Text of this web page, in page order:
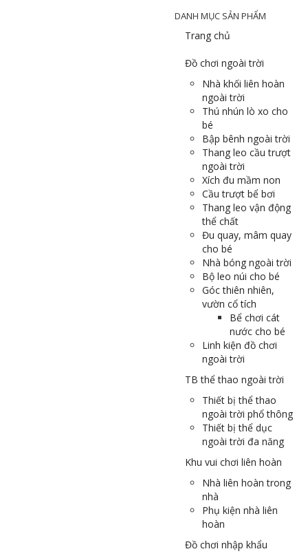
DANH MỤC SẢN PHẨM
Trang chủ
Đồ chơi ngoài trời
Nhà khối liên hoàn
ngoài trời
Thú nhún lò xo cho
bé
Bập bênh ngoài trời
Thang leo cầu trượt
ngoài trời
Xích đu mầm non
Cầu trượt bể bơi
Thang leo vận động
thể chất
Đu quay, mâm quay
cho bé
Nhà bóng ngoài trời
Bộ leo núi cho bé
Góc thiên nhiên,
vườn cổ tích
Bể chơi cát
nước cho bé
Linh kiện đồ chơi
ngoài trời
TB thể thao ngoài trời
Thiết bị thể thao
ngoài trời phổ thông
Thiết bị thể dục
ngoài trời đa năng
Khu vui chơi liên hoàn
Nhà liên hoàn trong
nhà
Phụ kiện nhà liên
hoàn
Đồ chơi nhập khẩu